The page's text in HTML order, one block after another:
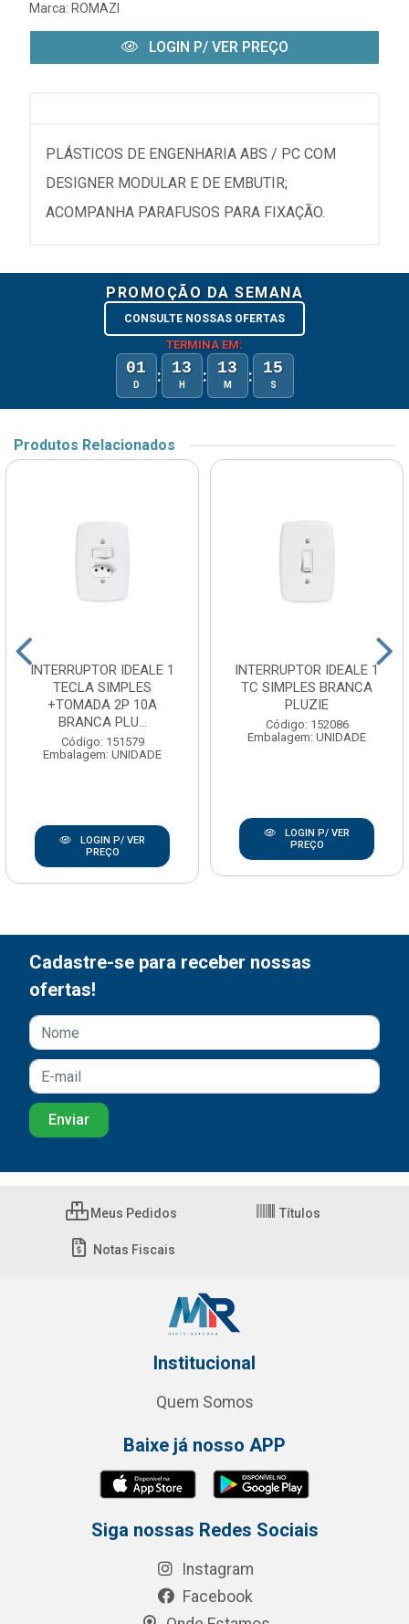
Marca: ROMAZI
LOGIN P/ VER PREÇO
PLÁSTICOS DE ENGENHARIA ABS / PC COM
DESIGNER MODULAR E DE EMBUTIR;
ACOMPANHA PARAFUSOS PARA FIXAÇÃO.
PROMOÇÃO DA SEMANA
CONSULTE NOSSAS OFERTAS
TERMINA EM:
01
D : 13
H : 13
M : 15
S
Produtos Relacionados
INTERRUPTOR IDEALE 1
TECLA SIMPLES
+TOMADA 2P 10A
BRANCA PLU...
Código: 151579
Embalagem: UNIDADE
LOGIN P/ VER
PREÇO
INTERRUPTOR IDEALE 1
TC SIMPLES BRANCA
PLUZIE
Código: 152086
Embalagem: UNIDADE
LOGIN P/ VER
PREÇO
Cadastre-se para receber nossas
ofertas!
Meus Pedidos Títulos
Notas Fiscais
Institucional
Quem Somos
Baixe já nosso APP
Siga nossas Redes Sociais
Instagram
Facebook